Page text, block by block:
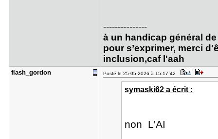
---------------
à un handicap général
pour s’exprimer, merci
inclusion,caf l'aah
flash_gord​on Posté le 25-05-2026 à 15:17:42
symaski62 a écrit :
non L'AI